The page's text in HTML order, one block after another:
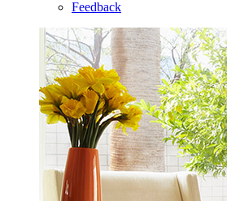
Feedback